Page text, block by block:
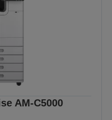
AM-C5000​